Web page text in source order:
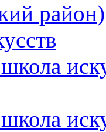
район)